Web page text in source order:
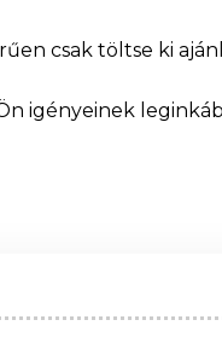
csak töltse ki
igényeinek